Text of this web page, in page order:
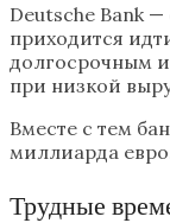
Deutsche Bank
приходится
долгосрочным
при низкой
Вместе с тем
миллиарда
Трудные